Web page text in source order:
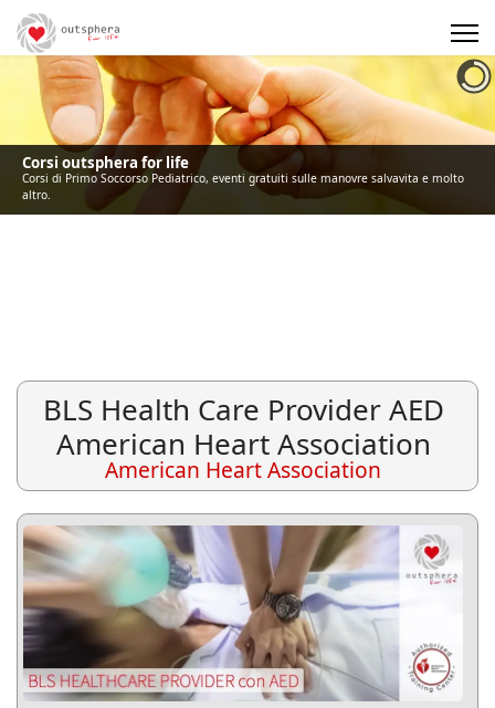
Corsi outsphera for life
Corsi di Primo Soccorso Pediatrico, eventi gratuiti sulle manovre salvavita e molto
altro.
BLS Health Care Provider AED
American Heart Association
American Heart Association